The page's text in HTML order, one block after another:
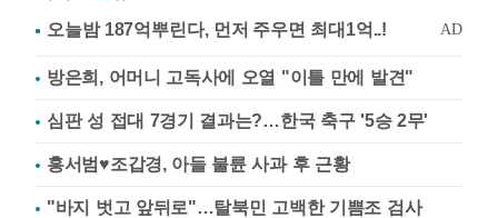
방은희, 어머니 고독사에 오열 "이틀 만에 발견"
심판 성 접대 7경기 결과는?…한국 축구 '5승 2무'
홍서범♥조갑경, 아들 불륜 사과 후 근황
"바지 벗고 앞뒤로"…탈북민 고백한 기쁨조 검사